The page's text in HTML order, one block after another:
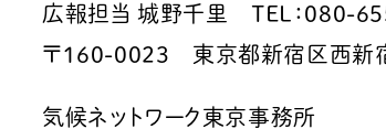
広報担当 城野千里 TEL：080-
〒160-0023 東京都新宿区西新
気候ネットワーク東京事務所